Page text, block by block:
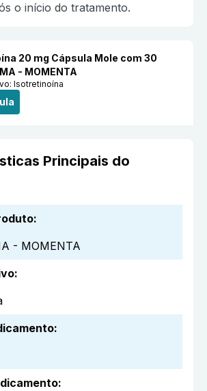
o início do tratamento.
20 mg Cápsula Mole com 30
- MOMENTA
Isotretinoína
Principais do
:
- MOMENTA
:
:
: